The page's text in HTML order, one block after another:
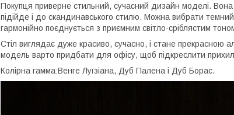
Покупця приверне стильний, сучасний дизайн моделі.
підійде і до скандинавського стилю. Можна вибрати
гармонійно поєднується з приємним світло-сріблястим
Стіл виглядає дуже красиво, сучасно, і стане прекрасною
модель варто придбати для офісу, щоб підкреслити
Колірна гамма:Венге Луїзіана, Дуб Палена і Дуб Борас.